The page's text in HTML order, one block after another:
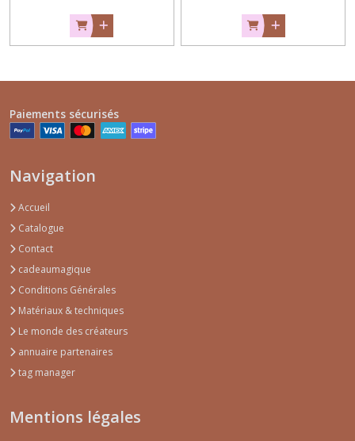
Paiements sécurisés
Navigation
Accueil
Catalogue
Contact
cadeaumagique
Conditions Générales
Matériaux & techniques
Le monde des créateurs
annuaire partenaires
tag manager
Mentions légales